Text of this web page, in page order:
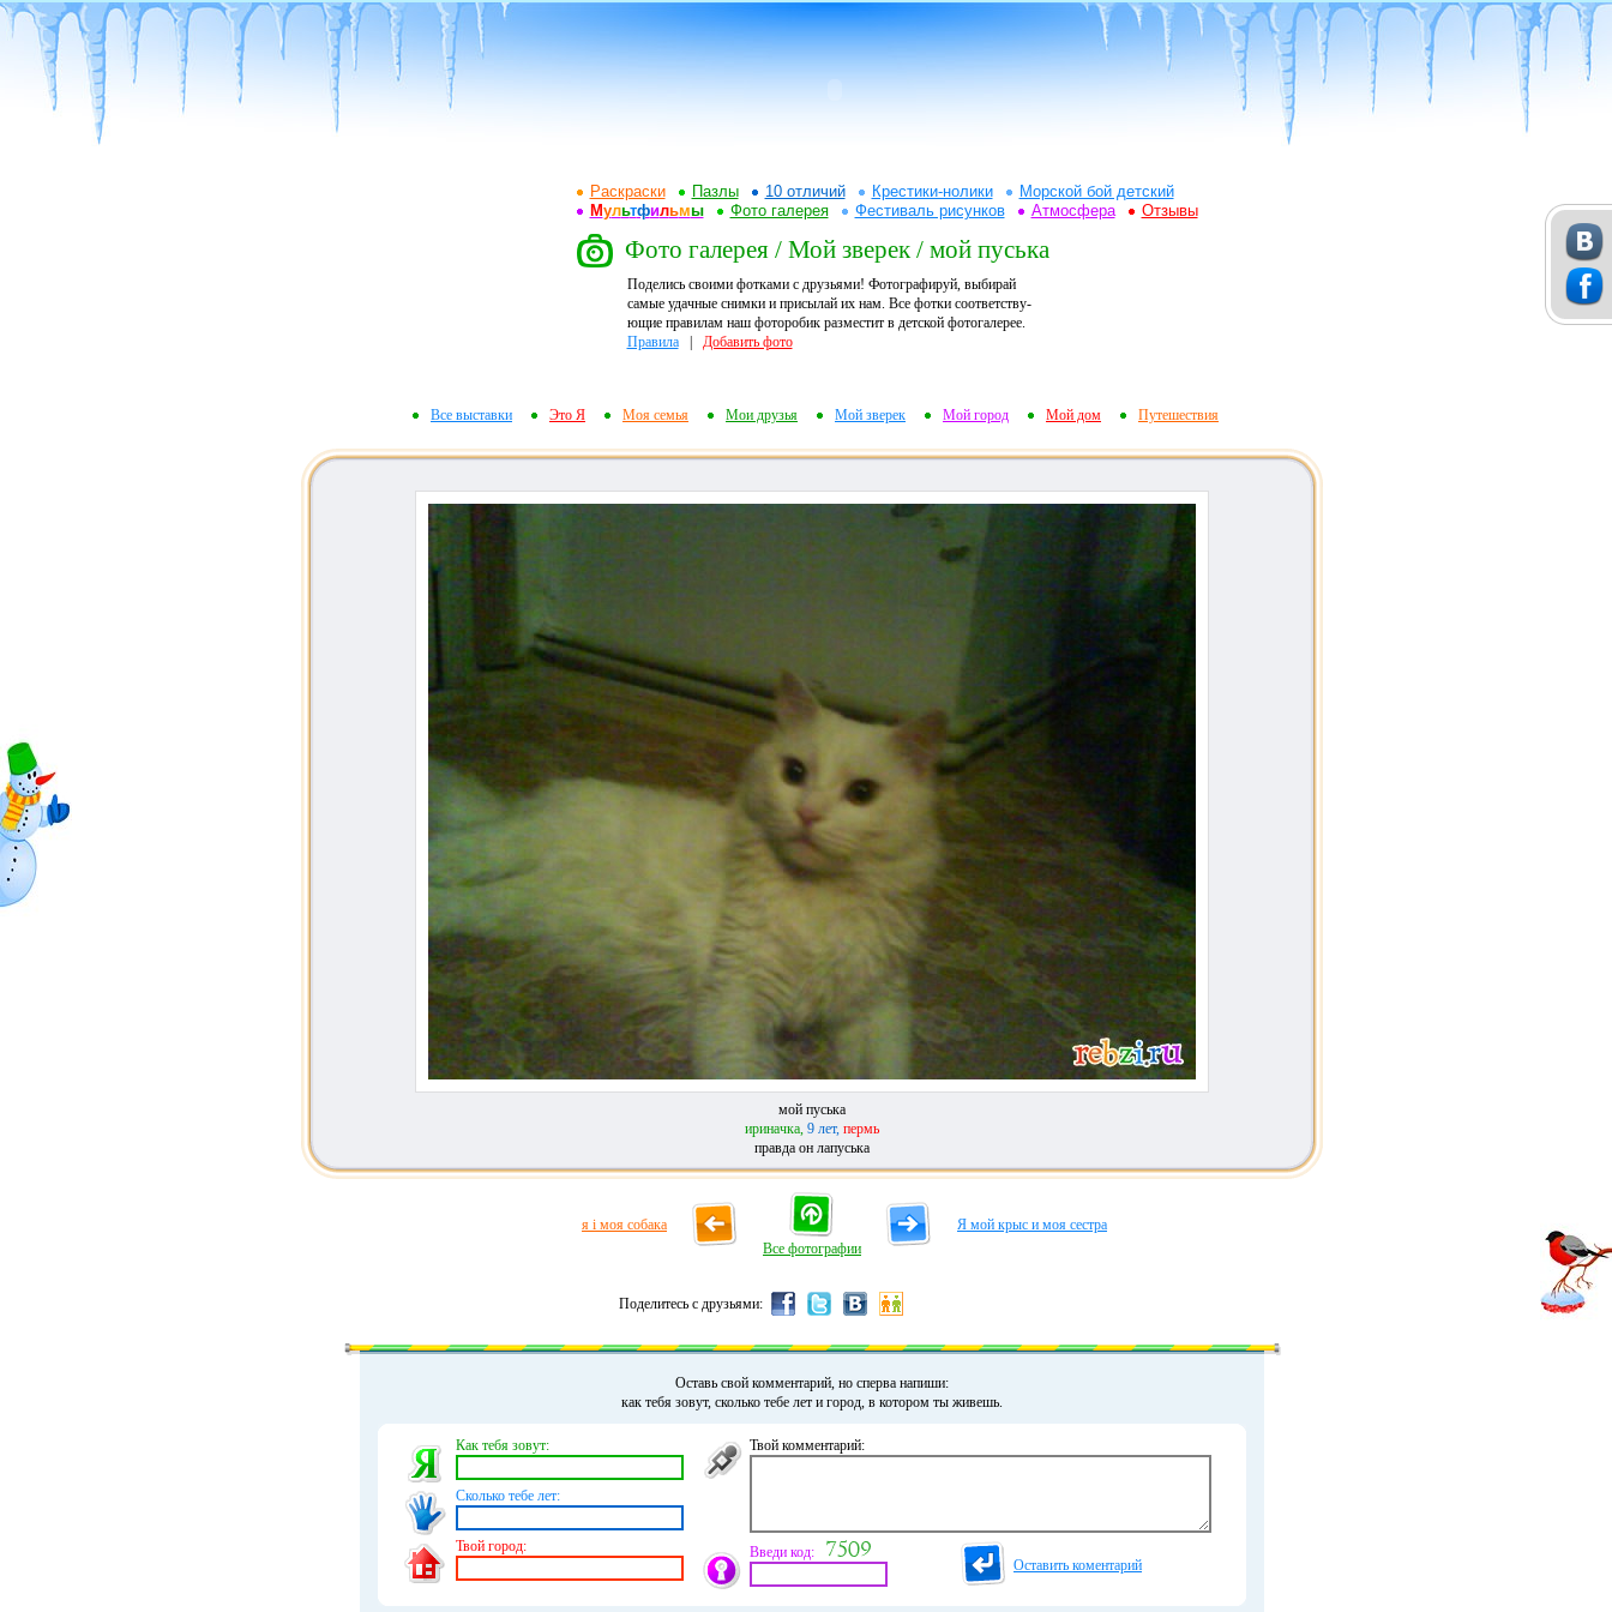
Раскраски Пазлы 10 отличий Крестики-нолики
Морской бой детский
Мультфильмы Фото галерея Фестиваль рисунков Атмосфера Отзывы
Фото галерея / Мой зверек / мой пуська
Поделись своими фотками с друзьями! Фотографируй, выбирай
самые удачные снимки и присылай их нам. Все фотки соответству-
ющие правилам наш фоторобик разместит в детской фотогалерее.
Правила| Добавить фото
Все выставки Это Я Моя семья Мои друзья Мой зверек Мой город Мой дом Путешествия
мой пуська
ириначка, 9 лет, пермь
правда он лапуська
я і моя собака
Все фотографии
Я мой крыс и моя сестра
Поделитесь с друзьями:
Оставь свой комментарий, но сперва напиши:
как тебя зовут, сколько тебе лет и город, в котором ты живешь.
Как тебя зовут:
Сколько тебе лет:
Твой город:
Твой комментарий:
Введи код:
Оставить коментарий